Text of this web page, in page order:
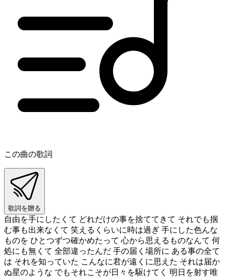
この曲の歌詞
歌詞を贈る
自由を手にしたくて どれだけの事を捨ててきて それでも掴
む事も出来なくて 笑えるくらいに時は過ぎ 手にした色んな
ものを ひとつずつ確かめたって 心から思えるものなんて 何
処にも無くて 全部違ったんだ 手の届く場所に ある事の全て
は それを知っていた こんなに君が遠くに思えた それは届か
ぬ星のような でもそれこそが日々を駆けてく 明日を射す唯